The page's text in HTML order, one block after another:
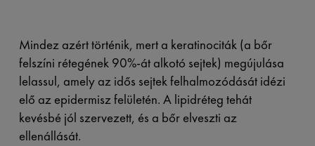
Mindez azért történik, mert a keratinociták (a bőr
felszíni rétegének 90%-át alkotó sejtek) megújulása
lelassul, amely az idős sejtek felhalmozódását idézi
elő az epidermisz felületén. A lipidréteg tehát
kevésbé jól szervezett, és a bőr elveszti az
ellenállását.